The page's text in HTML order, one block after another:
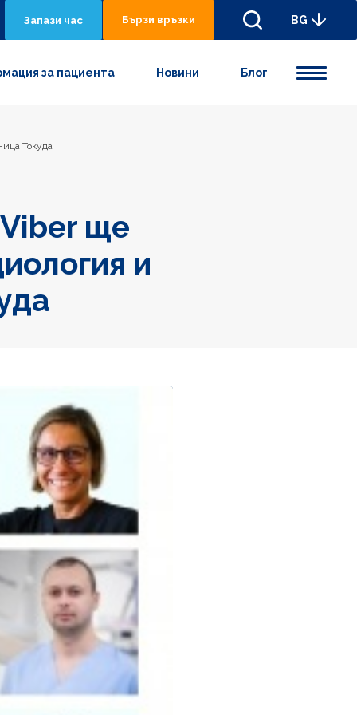
Запази час Бързи връзки BG
за пациента Новини Блог
Токуда
ще
и